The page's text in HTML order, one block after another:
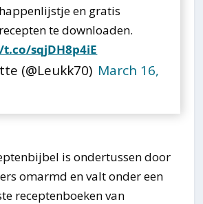
en gratis
te downloaden.
sqjDH8p4iE
(@Leukk70) March 16,
is ondertussen door
omarmd en valt onder een
receptenboeken van